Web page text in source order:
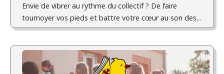
Envie de vibrer au rythme du collectif ? De faire
tournoyer vos pieds et battre votre cœur au son des...